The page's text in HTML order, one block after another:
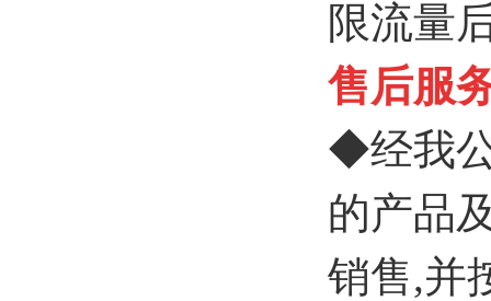
限流量
售后服
◆经我
的产品
销售,并